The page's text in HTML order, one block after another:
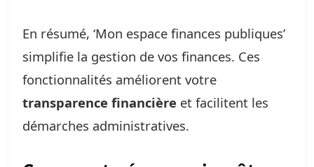
En résumé, ‘Mon espace finances publiques’
simplifie la gestion de vos finances. Ces
fonctionnalités améliorent votre
transparence financière et facilitent les
démarches administratives.